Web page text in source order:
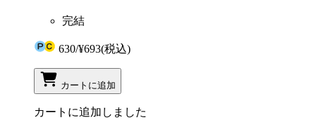
完結
630/¥693(税込)
カートに追加
カートに追加しました